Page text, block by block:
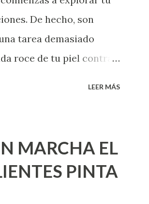
De hecho, son
tarea demasiado
roce de tu piel contra
conoces ni la mitad de
han tenido relaciones
Siempre hay algo
conocer. Si eres una
LEER MÁS
MARCHA EL
PINTA